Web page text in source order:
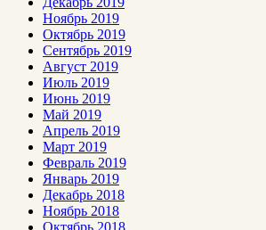
Ноябрь 2019
Октябрь 2019
Сентябрь 2019
Август 2019
Июль 2019
Июнь 2019
Май 2019
Апрель 2019
Март 2019
Февраль 2019
Январь 2019
Декабрь 2018
Ноябрь 2018
Октябрь 2018